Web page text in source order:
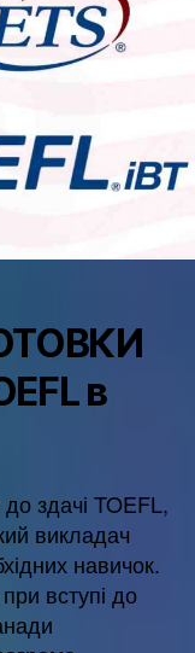
в
здачі TOEFL,
викладач
навичок.
вступі до